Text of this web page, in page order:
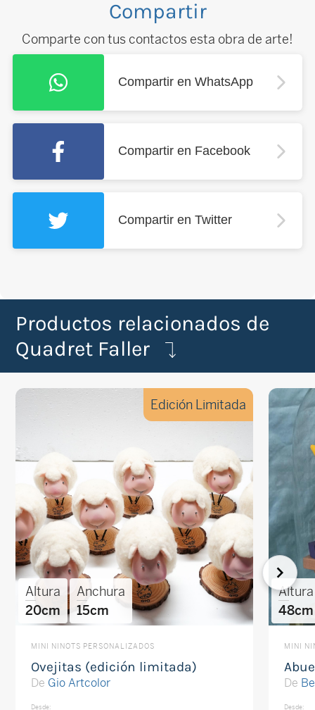
Compartir
Comparte con tus contactos esta obra de arte!
Compartir en WhatsApp
Compartir en Facebook
Compartir en Twitter
Productos relacionados de
Quadret Faller
Edición Limitada
Altura
20cm
Anchura
15cm
MINI NINOTS PERSONALIZADOS
Ovejitas (edición limitada)
De Gio Artcolor
Desde:
Altura
48cm
MINI
De
Desde: